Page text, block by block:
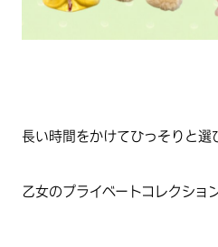
長い時間をかけてひっそりと選
乙女のプライベートコレクション